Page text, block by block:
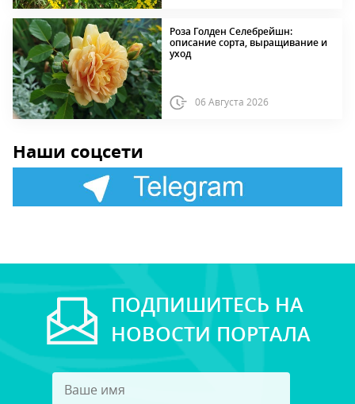
Роза Голден Селебрейшн:
описание сорта, выращивание и
уход
06 Августа 2026
Наши соцсети
ПОДПИШИТЕСЬ НА
НОВОСТИ ПОРТАЛА